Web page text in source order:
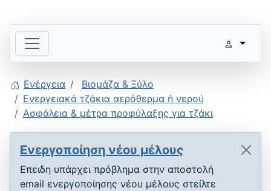
Ενέργεια
Βιομάζα & Ξύλο
Ενεργειακά τζάκια αερόθερμα ή νερού
Ασφάλεια & μέτρα προφύλαξης για τζάκι
Ενεργοποίηση νέου μέλους
Επειδη υπάρχει πρόβλημα στην αποστολή
email ενεργοποίησης νέου μέλους στείλτε